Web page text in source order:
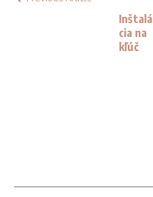
Inštalá
cia na
kľúč